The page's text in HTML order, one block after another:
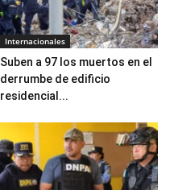
Internacionales
Suben a 97 los muertos en el
derrumbe de edificio
residencial...